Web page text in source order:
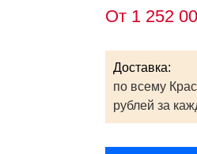
От 1 252
Доставка:
по всему
рублей за